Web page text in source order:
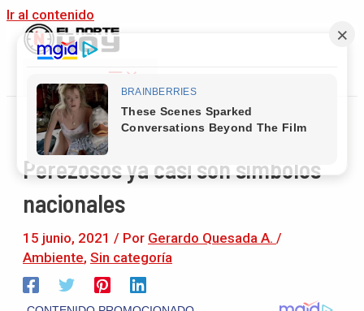
Ir al contenido
Main Menu
Perezosos ya casi son símbolos
nacionales
15 junio, 2021 / Por Gerardo Quesada A. /
Ambiente, Sin categoría